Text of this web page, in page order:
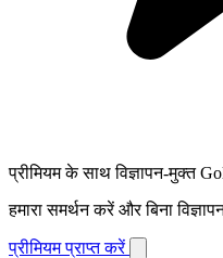
प्रीमियम के साथ विज्ञापन-मुक्त
हमारा समर्थन करें और बिना
प्रीमियम प्राप्त करें